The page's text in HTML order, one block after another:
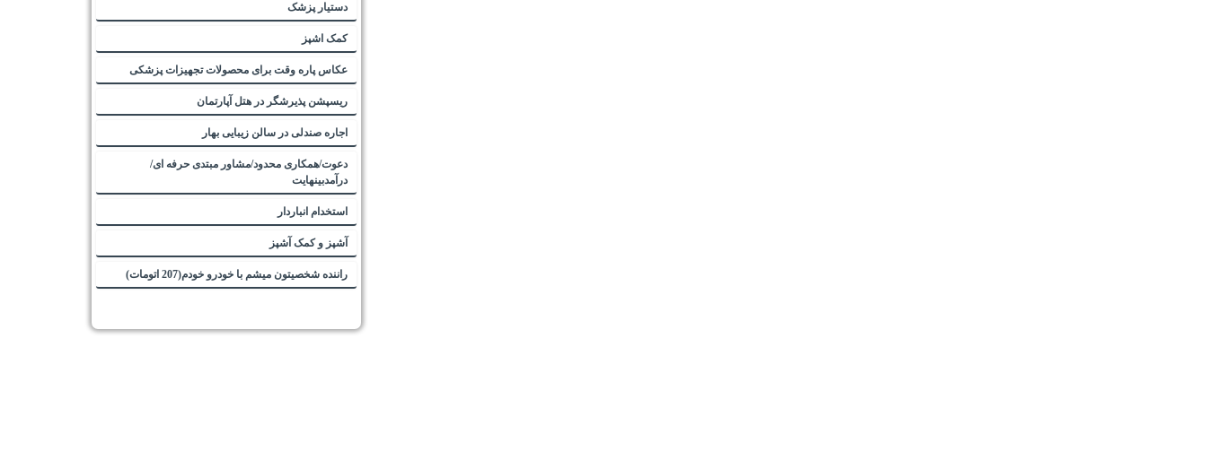
دستیار پزشک
کمک اشپز
عکاس پاره وقت برای محصولات تجهیزات پزشکی
ریسپشن پذیرشگر در هتل آپارتمان
اجاره صندلی در سالن زیبایی بهار
دعوت/همکاری محدود/مشاور مبتدی حرفه ای/
درآمدبینهایت
استخدام انباردار
آشپز و کمک آشپز
راننده شخصیتون میشم با خودرو خودم(207 اتومات)